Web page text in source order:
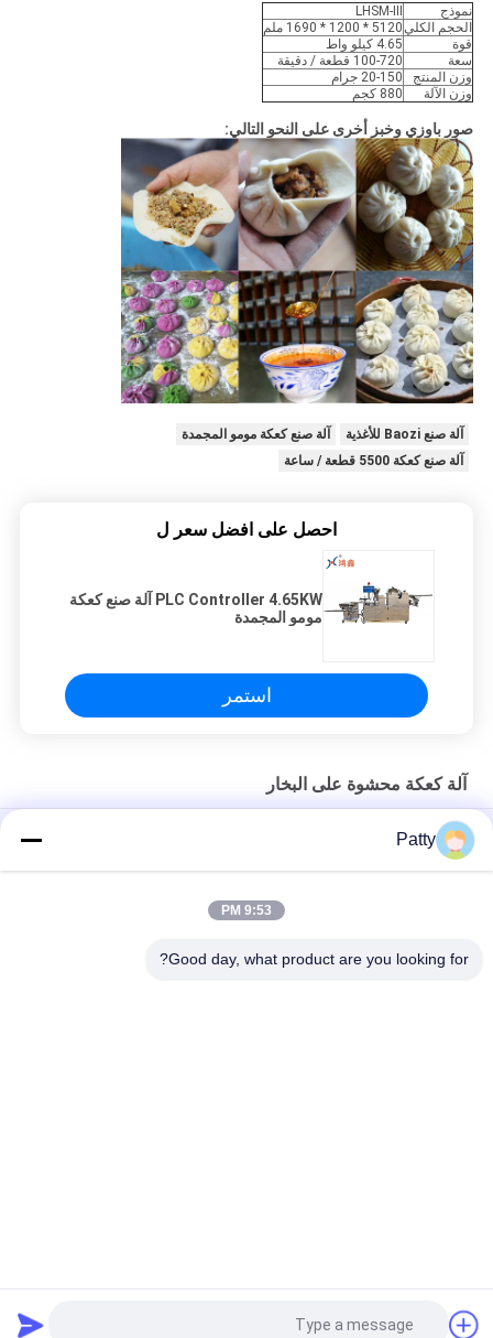
نموذج
LHSM-III
الحجم الكلي5120 * 1200 * 1690 ملم
قوة
4.65 كيلو واط
سعة
100-720 قطعة / دقيقة
وزن المنتج
20-150 جرام
وزن الآلة
880 كجم
صور باوزي وخبز أخرى على النحو التالي:
آلة صنع Baozi للأغذية
آلة صنع كعكة مومو المجمدة
آلة صنع كعكة 5500 قطعة / ساعة
احصل على افضل سعر ل
PLC Controller 4.65KW آلة صنع كعكة
مومو المجمدة
استمر
آلة كعكة محشوة على البخار
مصقولةPatty
9:53 PM
Good day, what product are you looking for?